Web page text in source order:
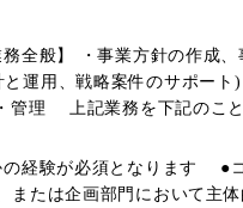
全般】 ・事業方針の作成
運用、戦略案件のサポー
管理 上記業務を下記のこ
経験が必須となります ●